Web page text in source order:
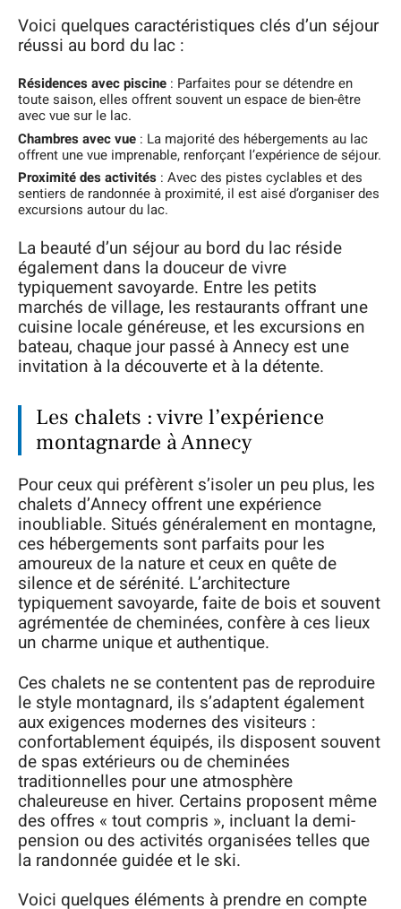
Voici quelques caractéristiques clés d’un séjour
réussi au bord du lac :
Résidences avec piscine : Parfaites pour se détendre en
toute saison, elles offrent souvent un espace de bien-être
avec vue sur le lac.
Chambres avec vue : La majorité des hébergements au lac
offrent une vue imprenable, renforçant l’expérience de séjour.
Proximité des activités : Avec des pistes cyclables et des
sentiers de randonnée à proximité, il est aisé d’organiser des
excursions autour du lac.
La beauté d’un séjour au bord du lac réside
également dans la douceur de vivre
typiquement savoyarde. Entre les petits
marchés de village, les restaurants offrant une
cuisine locale généreuse, et les excursions en
bateau, chaque jour passé à Annecy est une
invitation à la découverte et à la détente.
Les chalets : vivre l’expérience
montagnarde à Annecy
Pour ceux qui préfèrent s’isoler un peu plus, les
chalets d’Annecy offrent une expérience
inoubliable. Situés généralement en montagne,
ces hébergements sont parfaits pour les
amoureux de la nature et ceux en quête de
silence et de sérénité. L’architecture
typiquement savoyarde, faite de bois et souvent
agrémentée de cheminées, confère à ces lieux
un charme unique et authentique.
Ces chalets ne se contentent pas de reproduire
le style montagnard, ils s’adaptent également
aux exigences modernes des visiteurs :
confortablement équipés, ils disposent souvent
de spas extérieurs ou de cheminées
traditionnelles pour une atmosphère
chaleureuse en hiver. Certains proposent même
des offres « tout compris », incluant la demi-
pension ou des activités organisées telles que
la randonnée guidée et le ski.
Voici quelques éléments à prendre en compte